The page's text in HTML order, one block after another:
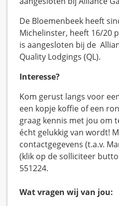
De Bloemenbeek heeft
Michelinster, heeft 16/20
is aangesloten bij de
Quality Lodgings (QL).
Interesse?
Kom gerust langs voor
een kopje koffie of een
graag kennis met jou om
écht gelukkig van wordt!
contactgegevens (t.a.v.
(klik op de solliciteer
551224.
Wat vragen wij van jou: